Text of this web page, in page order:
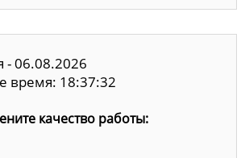
- 06.08.2026
время: 18:37:33
качество работы: